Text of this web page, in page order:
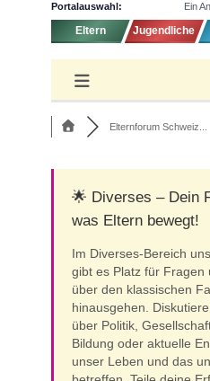
Portalauswahl: Ein
Eltern Jugendliche
Elternforum Schweiz...
🌟 Diverses – Dein
was Eltern bewegt!
Im Diverses-Bereich
gibt es Platz für Fragen
über den klassischen
hinausgehen.
über Politik,
Bildung oder aktuelle
unser Leben und das